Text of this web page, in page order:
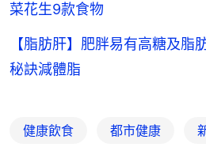
菜花生9款食物
【脂肪肝】肥胖易有高糖及
秘訣減體脂
健康飲食 都市健康